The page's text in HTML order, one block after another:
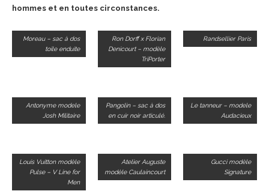
hommes et en toutes circonstances.
Moreau – sac à dos
toile enduite
Ron Dorff x Florian
Denicourt – modèle
TriPorter
Randsellier Paris
Antonyme modele
Josh Militaire
Pangolin – sac à dos
en cuir noir articulé.
Le tanneur – modele
Audacieux
Louis Vuitton modèle
Pulse – V Line for
Men
Atelier Auguste
modèle Caulaincourt
Gucci modèle
Signature